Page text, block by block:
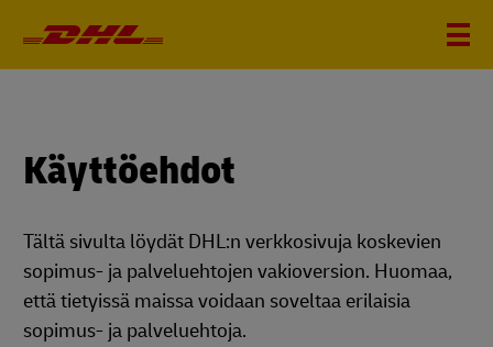
Käyttöehdot
Tältä sivulta löydät DHL:n verkkosivuja koskevien
sopimus- ja palveluehtojen vakioversion. Huomaa,
että tietyissä maissa voidaan soveltaa erilaisia
sopimus- ja palveluehtoja.